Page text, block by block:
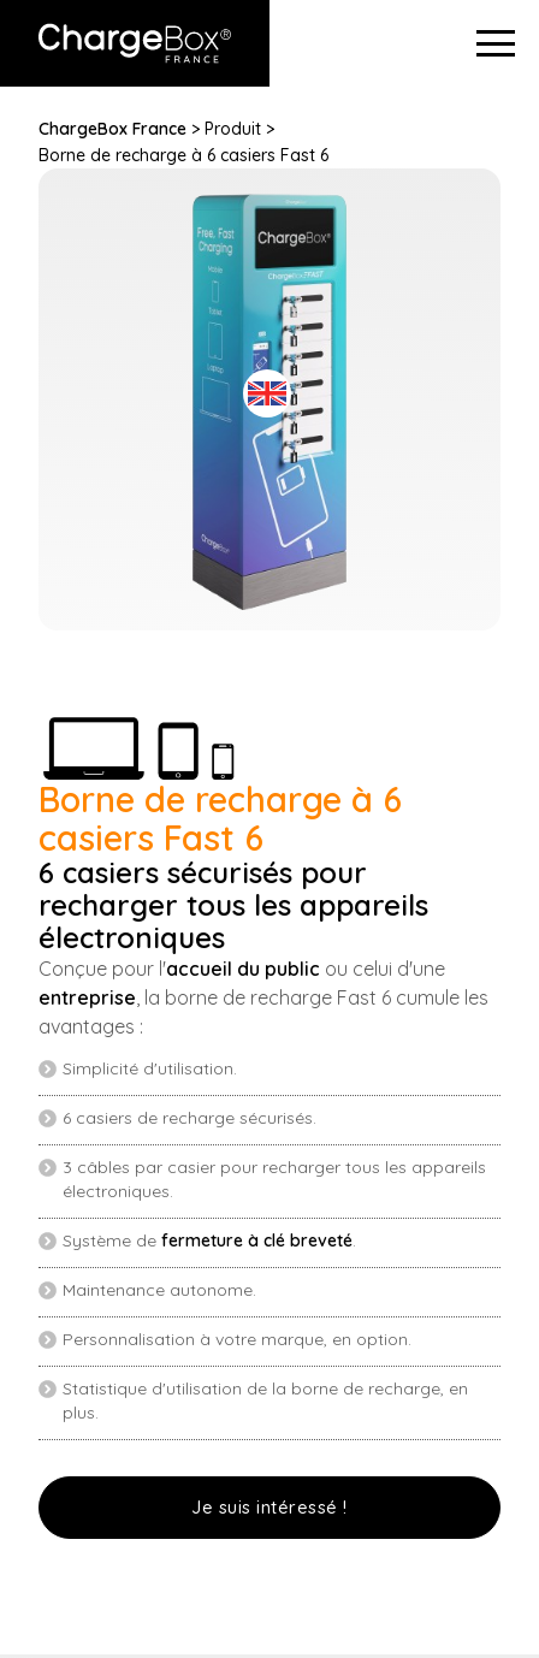
ChargeBox France > Produit >
Borne de recharge à 6 casiers Fast 6
Borne de recharge à 6
casiers Fast 6
6 casiers sécurisés pour
recharger tous les appareils
électroniques
Conçue pour l'accueil du public ou celui d'une
entreprise, la borne de recharge Fast 6 cumule les
avantages :
Simplicité d'utilisation.
6 casiers de recharge sécurisés.
3 câbles par casier pour recharger tous les appareils
électroniques.
Système de fermeture à clé breveté.
Maintenance autonome.
Personnalisation à votre marque, en option.
Statistique d'utilisation de la borne de recharge, en
plus.
Je suis intéressé !